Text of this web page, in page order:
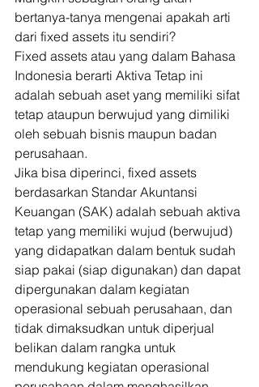
bertanya-tanya mengenai apakah arti
dari fixed assets itu sendiri?
Fixed assets atau yang dalam Bahasa
Indonesia berarti Aktiva Tetap ini
adalah sebuah aset yang memiliki sifat
tetap ataupun berwujud yang dimiliki
oleh sebuah bisnis maupun badan
perusahaan.
Jika bisa diperinci, fixed assets
berdasarkan Standar Akuntansi
Keuangan (SAK) adalah sebuah aktiva
tetap yang memiliki wujud (berwujud)
yang didapatkan dalam bentuk sudah
siap pakai (siap digunakan) dan dapat
dipergunakan dalam kegiatan
operasional sebuah perusahaan, dan
tidak dimaksudkan untuk diperjual
belikan dalam rangka untuk
mendukung kegiatan operasional